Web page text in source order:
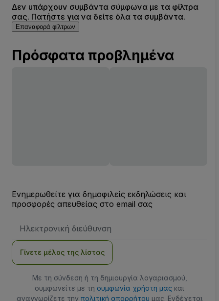
Δεν υπάρχουν συμβάντα σύμφωνα με τα φίλτρα
σας. Πατήστε για να δείτε όλα τα συμβάντα.
Επαναφορά φίλτρων
Πρόσφατα προβλημένα
Ενημερωθείτε για δημοφιλείς εκδηλώσεις και
προσφορές απευθείας στο email σας
Email
Γίνετε μέλος της λίστας
Με τη σύνδεση ή τη δημιουργία λογαριασμού,
συμφωνείτε με τη συμφωνία χρήστη μας και
αναγνωρίζετε την πολιτική απορρήτου μας. Ενδέχεται